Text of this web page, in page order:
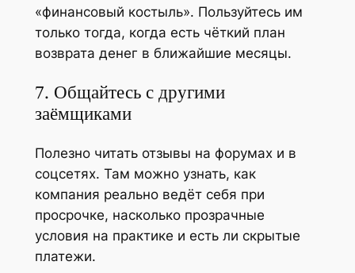
«финансовый костыль». Пользуйтесь им
только тогда, когда есть чёткий план
возврата денег в ближайшие месяцы.
7. Общайтесь с другими
заёмщиками
Полезно читать отзывы на форумах и в
соцсетях. Там можно узнать, как
компания реально ведёт себя при
просрочке, насколько прозрачные
условия на практике и есть ли скрытые
платежи.